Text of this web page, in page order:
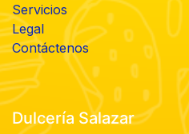
Servicios
Legal
Contáctenos
Dulcería Salazar